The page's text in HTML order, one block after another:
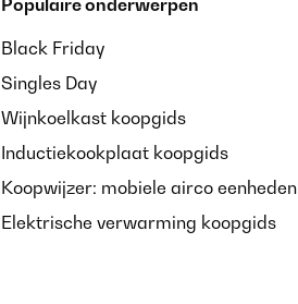
Populaire onderwerpen
Black Friday
Singles Day
Wijnkoelkast koopgids
Inductiekookplaat koopgids
Koopwijzer: mobiele airco eenheden
Elektrische verwarming koopgids